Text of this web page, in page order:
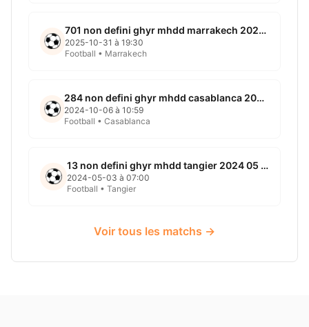
701 non defini ghyr mhdd marrakech 2025 10 31
2025-10-31 à 19:30
Football • Marrakech
284 non defini ghyr mhdd casablanca 2024 10 06
2024-10-06 à 10:59
Football • Casablanca
13 non defini ghyr mhdd tangier 2024 05 03
2024-05-03 à 07:00
Football • Tangier
Voir tous les matchs →